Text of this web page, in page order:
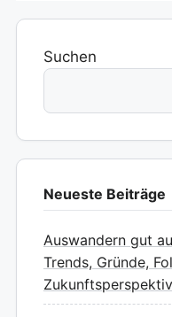
Suchen
Neueste Beiträge
Auswandern gut
Trends, Gründe,